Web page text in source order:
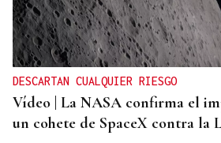
DESCARTAN CUALQUIER RIESGO
Vídeo | La NASA confirma el
un cohete de SpaceX contra la